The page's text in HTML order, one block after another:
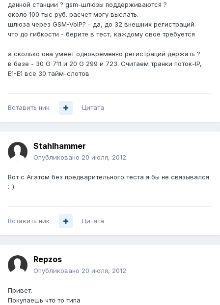
данной станции ? gsm-шлюзы поддерживаются ?
около 100 тыс руб. расчет могу выслать.
шлюза через GSM-VoIP? - да, до 32 внешних регистраций.
что до гибкости - берите в тест, каждому свое требуется
а сколько она умеет одновременно регистраций держать ?
в базе - 30 G 711 и 20 G 299 и 723. Считаем транки поток-IP,
Е1-Е1 все 30 тайм-слотов
Вставить ник Цитата
Stahlhammer
Опубликовано 20 июля, 2012
Вот с Агатом без предварительного теста я бы не связывался
:-)
Вставить ник Цитата
Repzos
Опубликовано 20 июля, 2012
Привет.
Покупаешь что то типа